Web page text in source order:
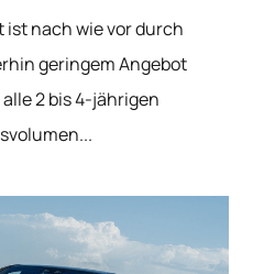
nach wie vor durch
geringem Angebot
2 bis 4-jährigen